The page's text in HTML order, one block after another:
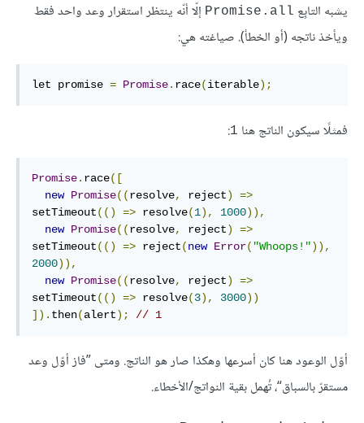
يشبه التابِع Promise.all إلّا أنّه ينتظر استقرار وعد واحد فقط
ويأخذ ناتجه (أو الخطأ). صياغته هي:
let promise = Promise. race(iterable);
فمثلًا سيكون الناتج هنا 1
:
Promise. race([
new Promise((resolve, reject)
=>
setTimeout(() => resolve(1), 1000)),
new Promise((resolve, reject)
=>
setTimeout(() => reject(new Error( "Whoops!")),
2000)),
new Promise((resolve, reject)
=>
setTimeout(() => resolve(3), 3000))
]). then(alert); // 1
أوّل الوعود هنا كان أسرعها وهكذا صار هو الناتج. ومتى ”فاز أوّل وعد
مستقرّ بالسباق“، تُهمل بقية النواتج/الأخطاء.